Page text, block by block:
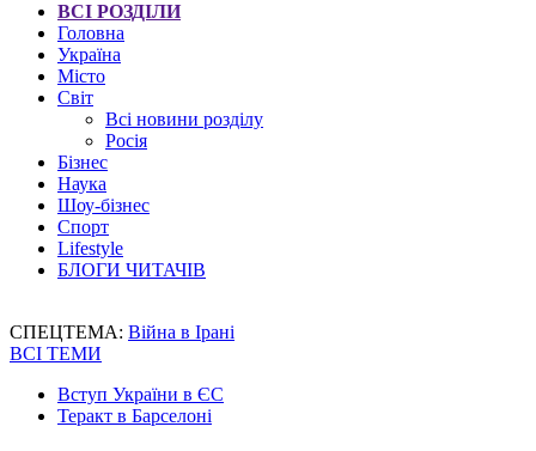
ВСІ РОЗДІЛИ
Головна
Україна
Місто
Світ
Всі новини розділу
Росія
Бізнес
Наука
Шоу-бізнес
Спорт
Lifestyle
БЛОГИ ЧИТАЧІВ
СПЕЦТЕМА: Війна в Ірані
ВСІ ТЕМИ
Вступ України в ЄС
Теракт в Барселоні